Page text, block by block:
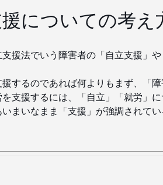
についての考え
援法でいう障害者の「自立支援」
するのであれば何よりもまず、「
支援するには、「自立」「就労」
まいなまま「支援」が強調されて